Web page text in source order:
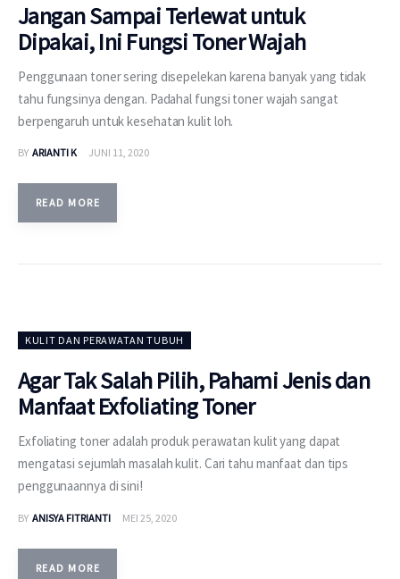
Jangan Sampai Terlewat untuk
Dipakai, Ini Fungsi Toner Wajah
Penggunaan toner sering disepelekan karena banyak yang tidak
tahu fungsinya dengan. Padahal fungsi toner wajah sangat
berpengaruh untuk kesehatan kulit loh.
BY ARIANTI K JUNI 11, 2020
READ MORE
KULIT DAN PERAWATAN TUBUH
Agar Tak Salah Pilih, Pahami Jenis dan
Manfaat Exfoliating Toner
Exfoliating toner adalah produk perawatan kulit yang dapat
mengatasi sejumlah masalah kulit. Cari tahu manfaat dan tips
penggunaannya di sini!
BY ANISYA FITRIANTI MEI 25, 2020
READ MORE